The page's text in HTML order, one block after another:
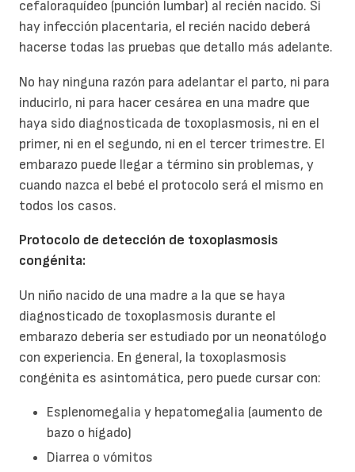
cefaloraquídeo (punción lumbar) al recién nacido. Si
hay infección placentaria, el recién nacido deberá
hacerse todas las pruebas que detallo más adelante.
No hay ninguna razón para adelantar el parto, ni para
inducirlo, ni para hacer cesárea en una madre que
haya sido diagnosticada de toxoplasmosis, ni en el
primer, ni en el segundo, ni en el tercer trimestre. El
embarazo puede llegar a término sin problemas, y
cuando nazca el bebé el protocolo será el mismo en
todos los casos.
Protocolo de detección de toxoplasmosis
congénita:
Un niño nacido de una madre a la que se haya
diagnosticado de toxoplasmosis durante el
embarazo debería ser estudiado por un neonatólogo
con experiencia. En general, la toxoplasmosis
congénita es asintomática, pero puede cursar con:
Esplenomegalia y hepatomegalia (aumento de
bazo o hígado)
Diarrea o vómitos